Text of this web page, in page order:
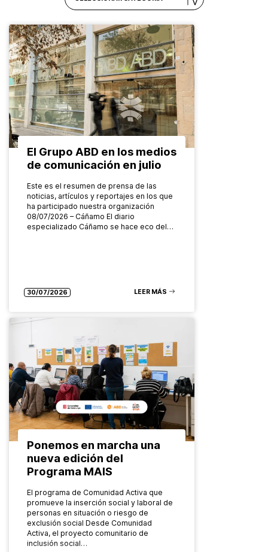
El Grupo ABD en los medios
de comunicación en julio
Este es el resumen de prensa de las
noticias, artículos y reportajes en los que
ha participado nuestra organización
08/07/2026 – Cáñamo El diario
especializado Cáñamo se hace eco del…
30/07/2026 LEER MÁS
Ponemos en marcha una
nueva edición del
Programa MAIS
El programa de Comunidad Activa que
promueve la inserción social y laboral de
personas en situación o riesgo de
exclusión social Desde Comunidad
Activa, el proyecto comunitario de
inclusión social…